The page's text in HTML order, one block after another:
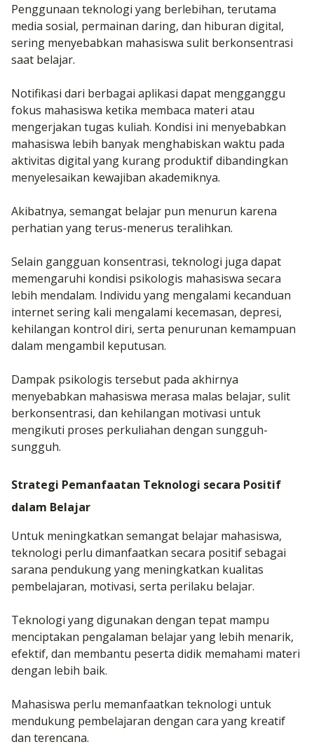
Penggunaan teknologi yang berlebihan, terutama
media sosial, permainan daring, dan hiburan digital,
sering menyebabkan mahasiswa sulit berkonsentrasi
saat belajar.
Notifikasi dari berbagai aplikasi dapat mengganggu
fokus mahasiswa ketika membaca materi atau
mengerjakan tugas kuliah. Kondisi ini menyebabkan
mahasiswa lebih banyak menghabiskan waktu pada
aktivitas digital yang kurang produktif dibandingkan
menyelesaikan kewajiban akademiknya.
Akibatnya, semangat belajar pun menurun karena
perhatian yang terus-menerus teralihkan.
Selain gangguan konsentrasi, teknologi juga dapat
memengaruhi kondisi psikologis mahasiswa secara
lebih mendalam. Individu yang mengalami kecanduan
internet sering kali mengalami kecemasan, depresi,
kehilangan kontrol diri, serta penurunan kemampuan
dalam mengambil keputusan.
Dampak psikologis tersebut pada akhirnya
menyebabkan mahasiswa merasa malas belajar, sulit
berkonsentrasi, dan kehilangan motivasi untuk
mengikuti proses perkuliahan dengan sungguh-
sungguh.
Strategi Pemanfaatan Teknologi secara Positif
dalam Belajar
Untuk meningkatkan semangat belajar mahasiswa,
teknologi perlu dimanfaatkan secara positif sebagai
sarana pendukung yang meningkatkan kualitas
pembelajaran, motivasi, serta perilaku belajar.
Teknologi yang digunakan dengan tepat mampu
menciptakan pengalaman belajar yang lebih menarik,
efektif, dan membantu peserta didik memahami materi
dengan lebih baik.
Mahasiswa perlu memanfaatkan teknologi untuk
mendukung pembelajaran dengan cara yang kreatif
dan terencana.